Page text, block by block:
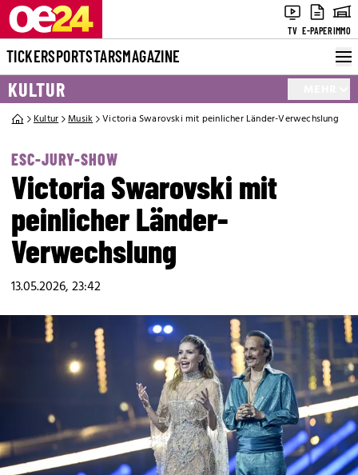
TV E-PAPERIMMO
TICKERSPORTSTARSMAGAZINE
KULTUR
Kultur Musik Victoria Swarovski mit peinlicher Länder-Verwechslung
ESC-JURY-SHOW
Victoria Swarovski mit
peinlicher Länder-
Verwechslung
13.05.2026, 23:42